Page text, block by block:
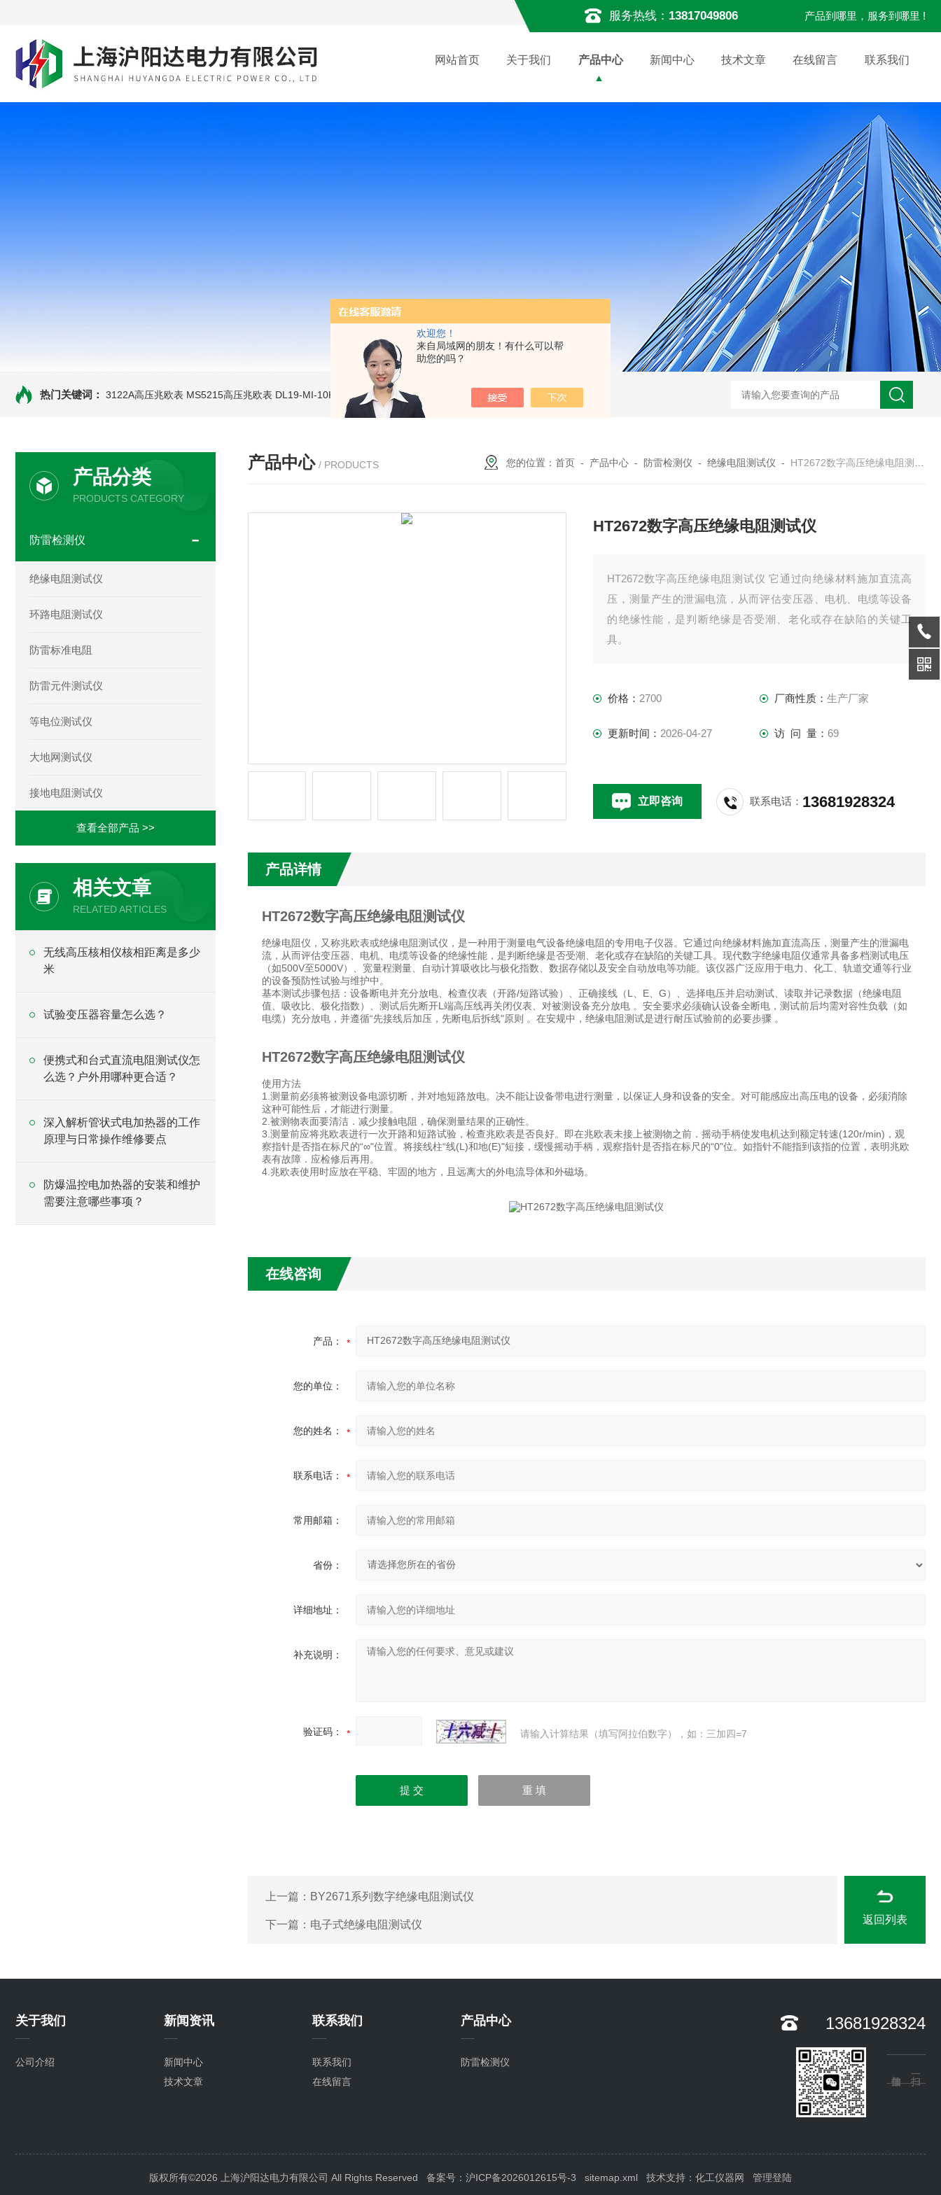
欢迎您！
来自局域网的朋友！有什么可以帮
助您的吗？
服务热线： 13817049806 产品到哪里，服务到哪里 !
网站首页 关于我们 产品中心 新闻中心 技术文章 在线留言 联系我们
热门关键词： 3122A高压兆欧表 MS5215高压兆欧表 DL19-MI-10KVe 高压兆欧表 5000V数字高压兆欧表 CS2077型CS2077高压兆欧表校验仪 GM-5KV-20KV型可调高压兆欧表GM-5KV-20KV nl3203型
产品分类
PRODUCTS CATEGORY
防雷检测仪
绝缘电阻测试仪
环路电阻测试仪
防雷标准电阻
防雷元件测试仪
等电位测试仪
大地网测试仪
接地电阻测试仪
查看全部产品 >>
相关文章
RELATED ARTICLES
无线高压核相仪核相距离是多少
米
试验变压器容量怎么选？
便携式和台式直流电阻测试仪怎
么选？户外用哪种更合适？
深入解析管状式电加热器的工作
原理与日常操作维修要点
防爆温控电加热器的安装和维护
需要注意哪些事项？
产品中心 / PRODUCTS 您的位置：首页 - 产品中心 - 防雷检测仪 -绝缘电阻测试仪 - HT2672数字高压绝缘电阻测试仪
HT2672数字高压绝缘电阻测试仪
HT2672数字高压绝缘电阻测试仪 它通过向绝缘材料施加直流高
压，测量产生的泄漏电流，从而评估变压器、电机、电缆等设备
的绝缘性能，是判断绝缘是否受潮、老化或存在缺陷的关键工
具。
价格： 2700 厂商性质： 生产厂家
更新时间： 2026-04-27 访 问 量： 69
立即咨询 联系电话： 13681928324
产品详情
HT2672数字高压绝缘电阻测试仪
绝缘电阻仪，又称兆欧表或绝缘电阻测试仪，是一种用于测量电气设备绝缘电阻的专用电子仪器。它通过向绝缘材料施加直流高压，测量产生的泄漏电
流，从而评估变压器、电机、电缆等设备的绝缘性能，是判断绝缘是否受潮、老化或存在缺陷的关键工具。现代数字绝缘电阻仪通常具备多档测试电压
（如500V至5000V）、宽量程测量、自动计算吸收比与极化指数、数据存储以及安全自动放电等功能。该仪器广泛应用于电力、化工、轨道交通等行业
的设备预防性试验与维护中。
基本测试步骤包括：设备断电并充分放电、检查仪表（开路/短路试验）、正确接线（L、E、G）、选择电压并启动测试、读取并记录数据（绝缘电阻
值、吸收比、极化指数）、测试后先断开L端高压线再关闭仪表、对被测设备充分放电 。安全要求必须确认设备全断电，测试前后均需对容性负载（如
电缆）充分放电，并遵循“先接线后加压，先断电后拆线"原则 。在安规中，绝缘电阻测试是进行耐压试验前的必要步骤 。
HT2672数字高压绝缘电阻测试仪
使用方法
1.测量前必须将被测设备电源切断，并对地短路放电。决不能让设备带电进行测量，以保证人身和设备的安全。对可能感应出高压电的设备，必须消除
这种可能性后，才能进行测量。
2.被测物表面要清洁．减少接触电阻，确保测量结果的正确性。
3.测量前应将兆欧表进行一次开路和短路试验，检查兆欧表是否良好。即在兆欧表未接上被测物之前．摇动手柄使发电机达到额定转速(120r/min)，观
察指针是否指在标尺的“∞"位置。将接线柱“线(L)和地(E)"短接，缓慢摇动手柄，观察指针是否指在标尺的“0"位。如指针不能指到该指的位置，表明兆欧
表有故障．应检修后再用。
4.兆欧表使用时应放在平稳、牢固的地方，且远离大的外电流导体和外磁场。
在线咨询
产品：
您的单位：
您的姓名：
联系电话：
常用邮箱：
省份：
详细地址：
补充说明：
验证码： 请输入计算结果（填写阿拉伯数字），如：三加四=7
上一篇： BY2671系列数字绝缘电阻测试仪
下一篇： 电子式绝缘电阻测试仪 返回列表
关于我们
公司介绍
新闻资讯
新闻中心
技术文章
联系我们
联系我们
在线留言
产品中心
防雷检测仪
13681928324
版权所有©2026 上海沪阳达电力有限公司 All Rights Reserved 备案号：沪ICP备2026012615号-3 sitemap.xml 技术支持： 化工仪器网 管理登陆